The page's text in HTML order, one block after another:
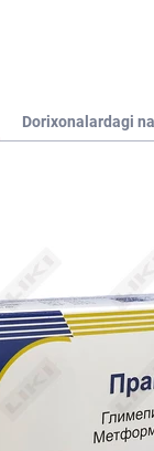
Dorixonalardagi